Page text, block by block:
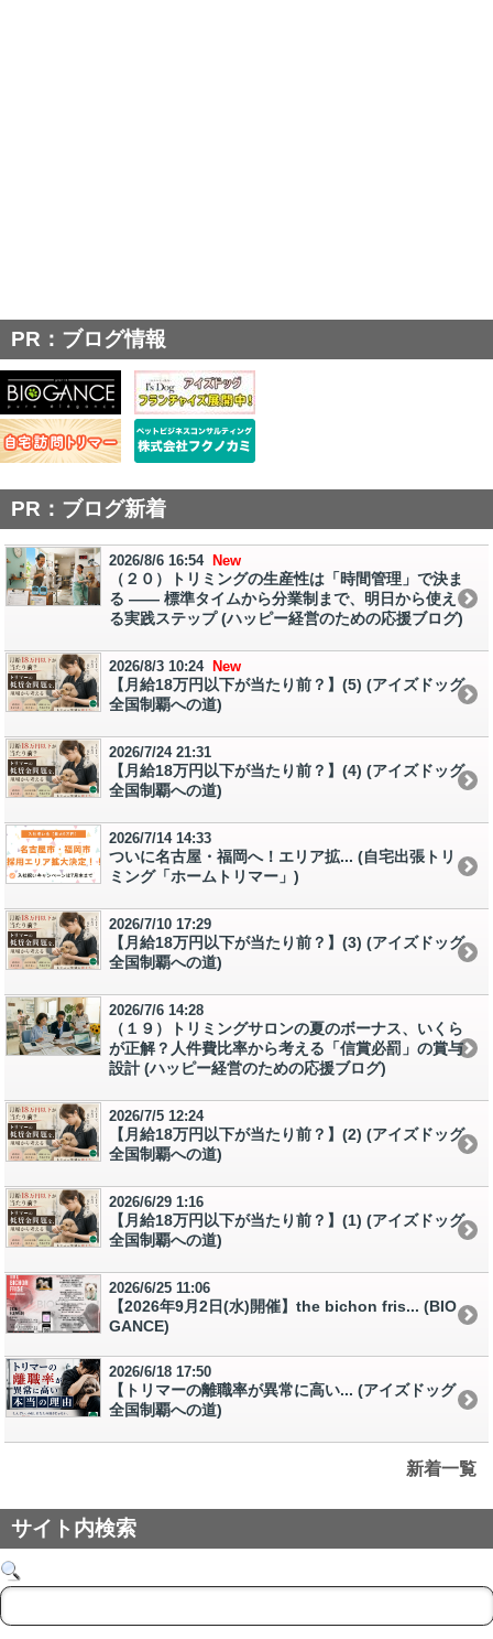
PR：ブログ情報
PR：ブログ新着
2026/8/6 16:54 New
（２０）トリミングの生産性は「時間管理」で決ま
る ―― 標準タイムから分業制まで、明日から使え
る実践ステップ (ハッピー経営のための応援ブログ)
2026/8/3 10:24 New
【月給18万円以下が当たり前？】(5) (アイズドッグ
全国制覇への道)
2026/7/24 21:31
【月給18万円以下が当たり前？】(4) (アイズドッグ
全国制覇への道)
2026/7/14 14:33
ついに名古屋・福岡へ！エリア拡... (自宅出張トリ
ミング「ホームトリマー」)
2026/7/10 17:29
【月給18万円以下が当たり前？】(3) (アイズドッグ
全国制覇への道)
2026/7/6 14:28
（１９）トリミングサロンの夏のボーナス、いくら
が正解？人件費比率から考える「信賞必罰」の賞与
設計 (ハッピー経営のための応援ブログ)
2026/7/5 12:24
【月給18万円以下が当たり前？】(2) (アイズドッグ
全国制覇への道)
2026/6/29 1:16
【月給18万円以下が当たり前？】(1) (アイズドッグ
全国制覇への道)
2026/6/25 11:06
【2026年9月2日(水)開催】the bichon fris... (BIO
GANCE)
2026/6/18 17:50
【トリマーの離職率が異常に高い... (アイズドッグ
全国制覇への道)
新着一覧
サイト内検索